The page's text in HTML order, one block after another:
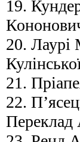
19.
20. Лаурі
21.
22.
Переклад